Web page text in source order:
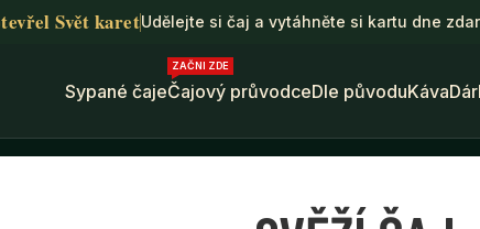
Svět karetUdělejte si čaj a vytáhněte si kartu dne
Sypané čajeČajový průvodce
ZAČNI ZDE
Dle původuKáva